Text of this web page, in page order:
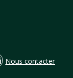
Nous contacter